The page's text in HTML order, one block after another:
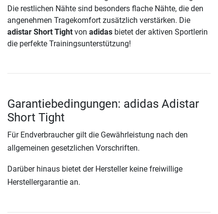
Die restlichen Nähte sind besonders flache Nähte, die den
angenehmen Tragekomfort zusätzlich verstärken. Die
adistar Short Tight von adidas bietet der aktiven Sportlerin
die perfekte Trainingsunterstützung!
Garantiebedingungen: adidas Adistar
Short Tight
Für Endverbraucher gilt die Gewährleistung nach den
allgemeinen gesetzlichen Vorschriften.
Darüber hinaus bietet der Hersteller keine freiwillige
Herstellergarantie an.